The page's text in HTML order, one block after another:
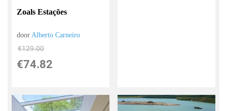
Zoals Estações
doorAlberto Carneiro
€129.00
€74.82